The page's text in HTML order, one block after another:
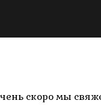
скоро мы